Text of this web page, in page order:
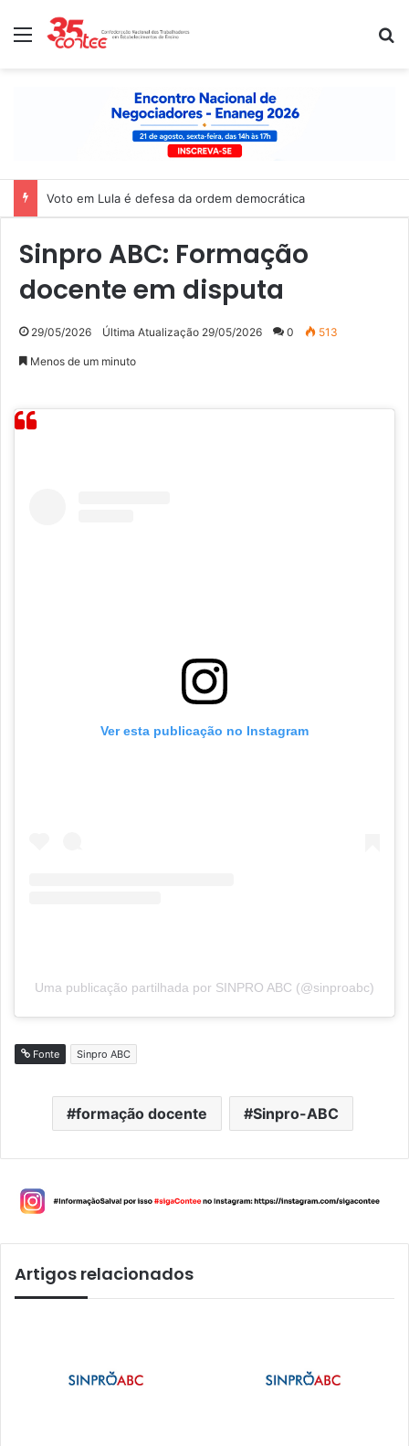
Menu
Voto em Lula é defesa da ordem democrática
Sinpro ABC: Formação
docente em disputa
29/05/2026 Última Atualização 29/05/2026 0 513
Menos de um minuto
Ver esta publicação no Instagram
Uma publicação partilhada por SINPRO ABC (@sinproabc)
Fonte Sinpro ABC
formação docente Sinpro-ABC
Artigos relacionados